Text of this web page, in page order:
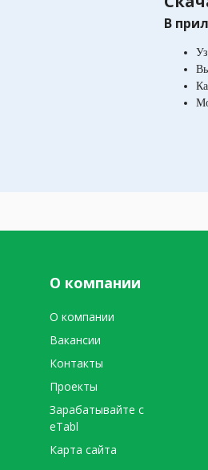
В
О компании
О компании
Вакансии
Контакты
Проекты
Зарабатывайте с
eTabl
Карта сайта